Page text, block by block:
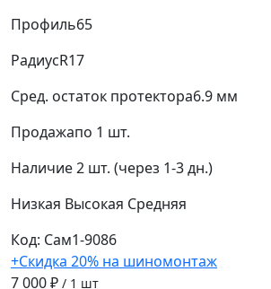
Профиль65
РадиусR17
Сред. остаток протектора6.9 мм
Продажапо 1 шт.
Наличие2 шт. (через 1-3 дн.)
Низкая Высокая Средняя
Код: Сам1-9086
+Скидка 20% на шиномонтаж
7 000 ₽ / 1 шт